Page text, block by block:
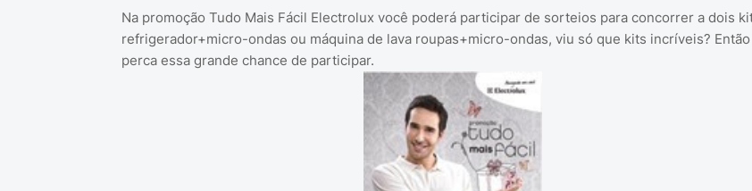
Na promoção Tudo Mais Fácil Electrolux você poderá participar de sorteios para concorrer a dois
refrigerador+micro-ondas ou máquina de lava roupas+micro-ondas, viu só que kits incríveis? Então
perca essa grande chance de participar.